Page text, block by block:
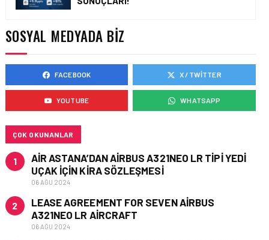
AIR ASTANA’DAN 2026
SONUÇLARI!
HAVAYOLU • 05 AĞU 2026
AJET’IN SABIHA
GÖKÇEN’DEKI PAZAR PAYI
ARTIŞI FINANSAL
SOSYAL MEDYADA BIZ
FACEBOOK X / TWITTER
YOUTUBE WHATSAPP
ÇOK OKUNANLAR
1
AIR ASTANA’DAN AIRBUS A321NEO LR TIPI YEDI
UÇAK IÇIN KIRA SÖZLEŞMESI
06 AĞU 2024
2
LEASE AGREEMENT FOR SEVEN AIRBUS
A321NEO LR AIRCRAFT
06 AĞU 2024